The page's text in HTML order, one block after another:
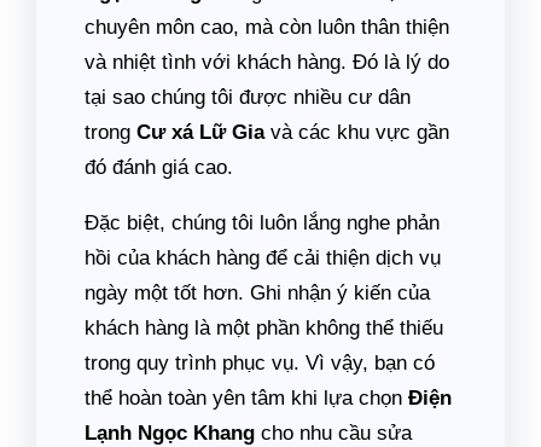
chuyên môn cao, mà còn luôn thân thiện
và nhiệt tình với khách hàng. Đó là lý do
tại sao chúng tôi được nhiều cư dân
trong Cư xá Lữ Giavà các khu vực gần
đó đánh giá cao.
Đặc biệt, chúng tôi luôn lắng nghe phản
hồi của khách hàng để cải thiện dịch vụ
ngày một tốt hơn. Ghi nhận ý kiến của
khách hàng là một phần không thể thiếu
trong quy trình phục vụ. Vì vậy, bạn có
thể hoàn toàn yên tâm khi lựa chọn Điện
Lạnh Ngọc Khang cho nhu cầu sửa